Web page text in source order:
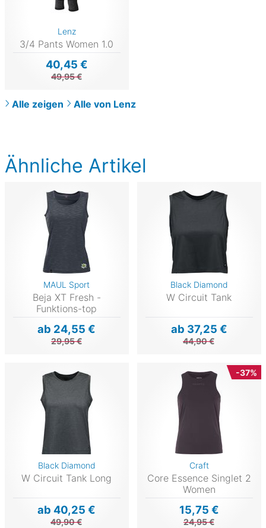
Ähnliche Artikel
MAUL Sport
Beja XT Fresh -
Funktions-top
ab 24,55 €
29,95 €
Black Diamond
W Circuit Tank
ab 37,25 €
44,90 €
Black Diamond
W Circuit Tank Long
ab 40,25 €
49,90 €
-37%
Craft
Core Essence Singlet 2
Women
15,75 €
24,95 €
Lenz
3/4 Pants Women 1.0
40,45 €
49,95 €
Alle zeigen Alle von Lenz